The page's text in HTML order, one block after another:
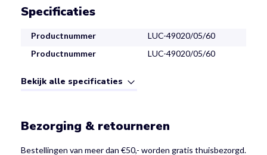
Specificaties
Productnummer
LUC-49020/05/60
Productnummer
LUC-49020/05/60
Bekijk alle specificaties
Bezorging & retourneren
Bestellingen van meer dan €50,- worden gratis thuisbezorgd.